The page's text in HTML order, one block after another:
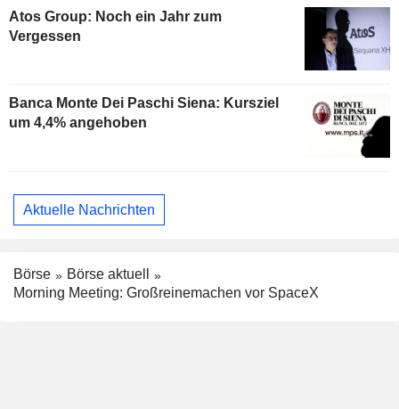
Atos Group: Noch ein Jahr zum
Vergessen
Banca Monte Dei Paschi Siena: Kursziel
um 4,4% angehoben
Aktuelle Nachrichten
Börse
Börse aktuell
Morning Meeting: Großreinemachen vor SpaceX